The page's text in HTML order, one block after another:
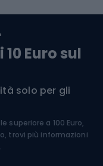
Euro sul
solo per gli
a 100 Euro,
trovi più informazioni